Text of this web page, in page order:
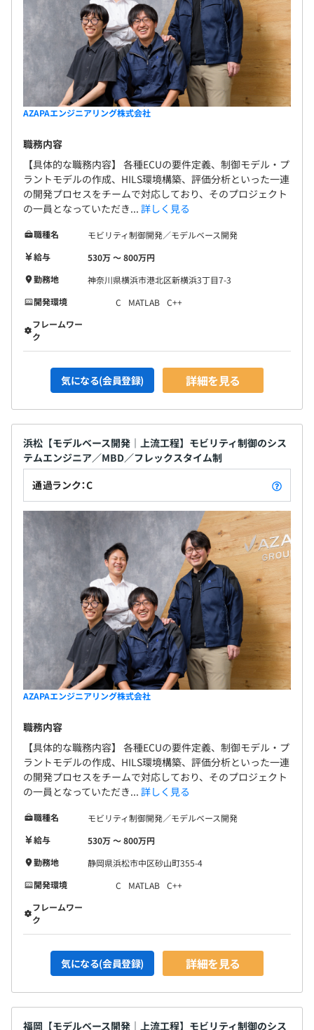
AZAPAエンジニアリング株式会社
職務内容
【具体的な職務内容】 各種ECUの要件定義、制御モデル・プ
ラントモデルの作成、HILS環境構築、評価分析といった一連
の開発プロセスをチームで対応しており、そのプロジェクト
の一員となっていただき... 詳しく見る
職種名
モビリティ制御開発／モデルベース開発
給与
530万 〜 800万円
勤務地
神奈川県横浜市港北区新横浜3丁目7-3
開発環境
C MATLAB C++
フレームワー
ク
気になる(会員登録) 詳細を見る
浜松【モデルベース開発｜上流工程】モビリティ制御のシス
テムエンジニア／MBD／フレックスタイム制
通過ランク：C
AZAPAエンジニアリング株式会社
職務内容
【具体的な職務内容】 各種ECUの要件定義、制御モデル・プ
ラントモデルの作成、HILS環境構築、評価分析といった一連
の開発プロセスをチームで対応しており、そのプロジェクト
の一員となっていただき... 詳しく見る
職種名
モビリティ制御開発／モデルベース開発
給与
530万 〜 800万円
勤務地
静岡県浜松市中区砂山町355-4
開発環境
C MATLAB C++
フレームワー
ク
気になる(会員登録) 詳細を見る
福岡【モデルベース開発｜上流工程】モビリティ制御のシス